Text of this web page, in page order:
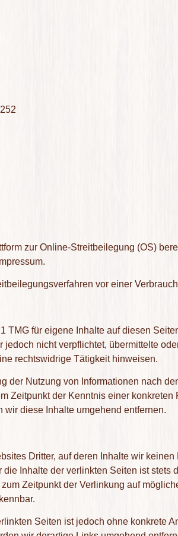
zur Online-Streitbeilegung (OS)
vor einer
TMG für eigene Inhalte auf diesen
nicht verpflichtet, übermittelte
rechtswidrige Tätigkeit hinweisen.
der Nutzung von Informationen nach
Zeitpunkt der Kenntnis einer
diese Inhalte umgehend entfernen.
Dritter, auf deren Inhalte wir
die Inhalte der verlinkten Seiten ist
Zeitpunkt der Verlinkung auf
Seiten ist jedoch ohne konkrete